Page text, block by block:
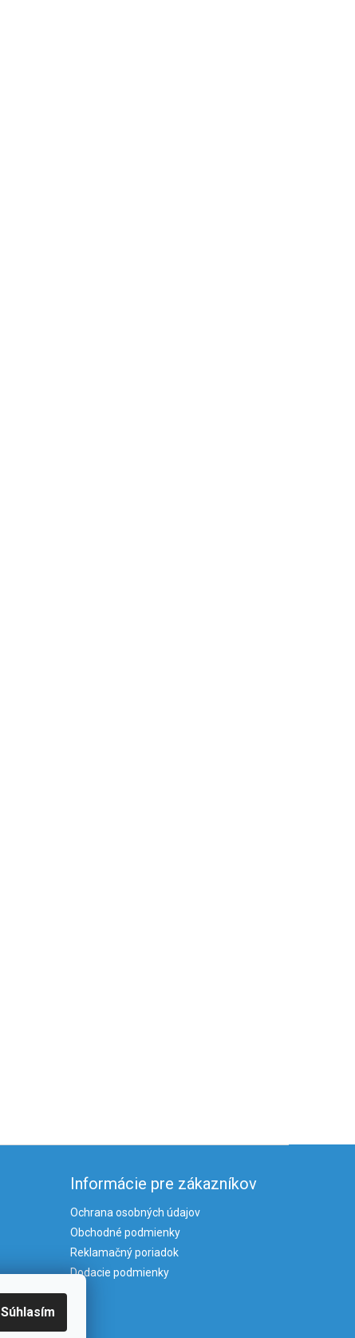
Súhlasím
Informácie pre zákazníkov
Ochrana osobných údajov
Obchodné podmienky
Reklamačný poriadok
Dodacie podmienky